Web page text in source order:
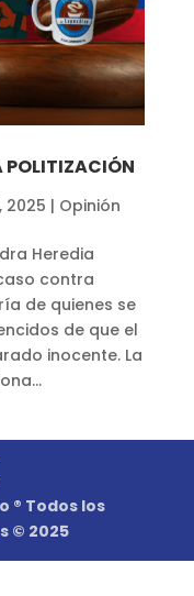
POLITIZACIÓN
2025 | Opinión
Heredia
contra
de quienes se
de que el
inocente. La
® Todos los
© 2025